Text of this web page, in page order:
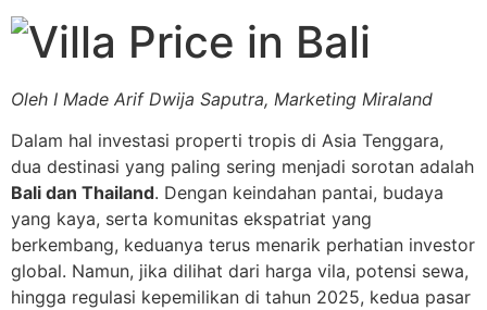
Oleh I Made Arif Dwija Saputra, Marketing Miraland
Dalam hal investasi properti tropis di Asia Tenggara,
dua destinasi yang paling sering menjadi sorotan adalah
Bali dan Thailand. Dengan keindahan pantai, budaya
yang kaya, serta komunitas ekspatriat yang
berkembang, keduanya terus menarik perhatian investor
global. Namun, jika dilihat dari harga vila, potensi sewa,
hingga regulasi kepemilikan di tahun 2025, kedua pasar